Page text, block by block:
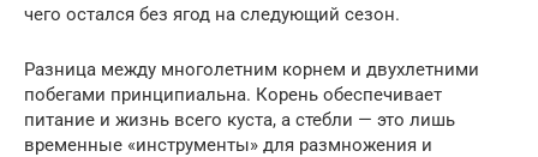
чего остался без ягод на следующий сезон.
Разница между многолетним корнем и двухлетними
побегами принципиальна. Корень обеспечивает
питание и жизнь всего куста, а стебли — это лишь
временные «инструменты» для размножения и